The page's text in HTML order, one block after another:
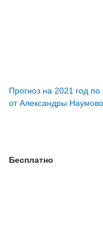
Прогноз на 2021 год
от Александры
Бесплатно